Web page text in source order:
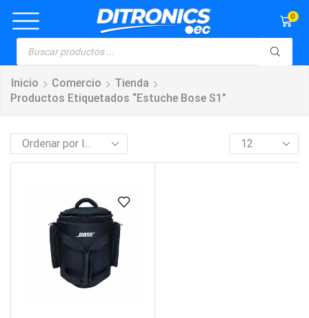
0
Inicio Comercio
Tienda
Productos Etiquetados “estuche Bose S1”